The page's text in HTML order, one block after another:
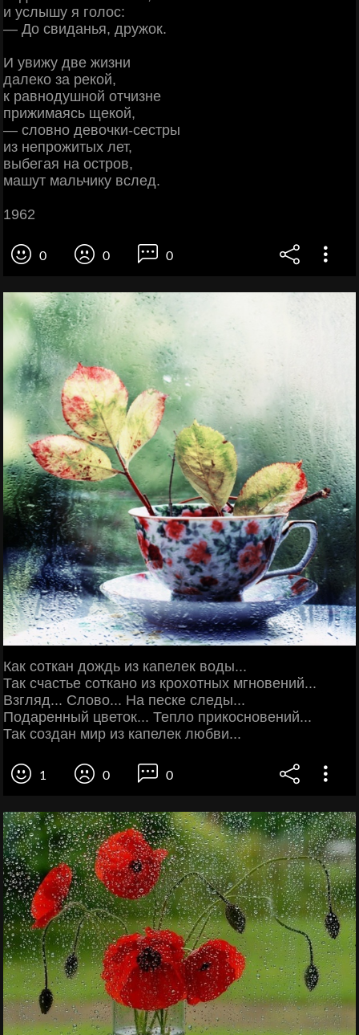
и услышу я голос:
— До свиданья, дружок.
И увижу две жизни
далеко за рекой,
к равнодушной отчизне
прижимаясь щекой,
— словно девочки-сестры
из непрожитых лет,
выбегая на остров,
машут мальчику вслед.
1962
0 0 0
Как соткан дождь из капелек воды...
Так счастье соткано из крохотных мгновений...
Взгляд... Слово... На песке следы...
Подаренный цветок... Тепло прикосновений...
Так создан мир из капелек любви...
1 0 0